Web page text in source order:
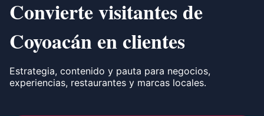
Convierte visitantes de
Coyoacán en clientes
Estrategia, contenido y pauta para negocios,
experiencias, restaurantes y marcas locales.